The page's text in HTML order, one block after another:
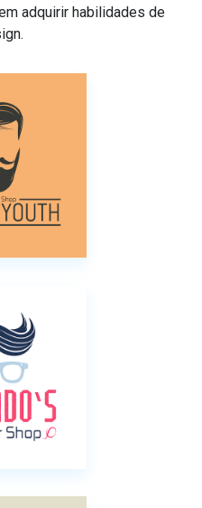
adquirir habilidades de